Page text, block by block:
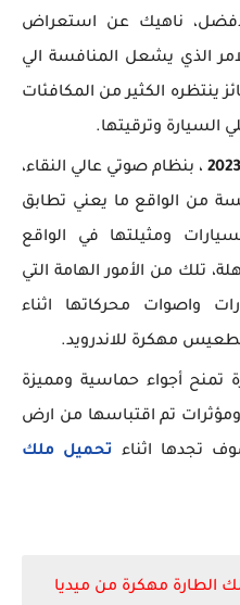
ناهيك عن استعراض
الذي يشعل المنافسة الي
ينتظره الكثير من المكافئات
السيارة وترقيتها.
، بنظام صوتي عالي النقاء،
من الواقع ما يعني تطابق
ومثيلتها في الواقع
تلك من الأمور الهامة التي
واصوات محركاتها اثناء
مهكرة للاندرويد.
تمنح أجواء حماسية ومميزة
تم اقتباسها من ارض
تجدها اثناء
تحميل ملك
الطارة مهكرة من ميديا